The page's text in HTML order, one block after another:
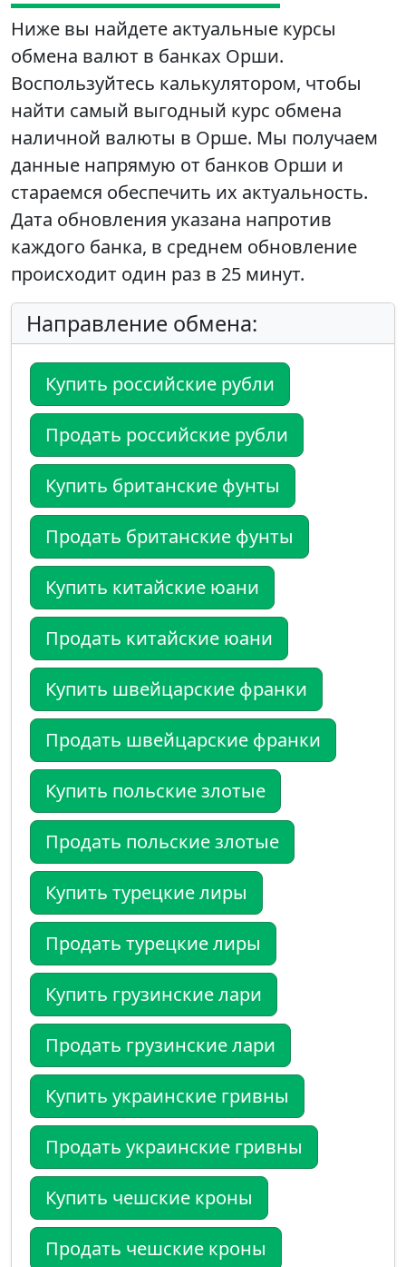
Ниже вы найдете актуальные курсы
обмена валют в банках Орши.
Воспользуйтесь калькулятором, чтобы
найти самый выгодный курс обмена
наличной валюты в Орше. Мы получаем
данные напрямую от банков Орши и
стараемся обеспечить их актуальность.
Дата обновления указана напротив
каждого банка, в среднем обновление
происходит один раз в 25 минут.
Направление обмена:
Купить российские рубли
Продать российские рубли
Купить британские фунты
Продать британские фунты
Купить китайские юани
Продать китайские юани
Купить швейцарские франки
Продать швейцарские франки
Купить польские злотые
Продать польские злотые
Купить турецкие лиры
Продать турецкие лиры
Купить грузинские лари
Продать грузинские лари
Купить украинские гривны
Продать украинские гривны
Купить чешские кроны
Продать чешские кроны